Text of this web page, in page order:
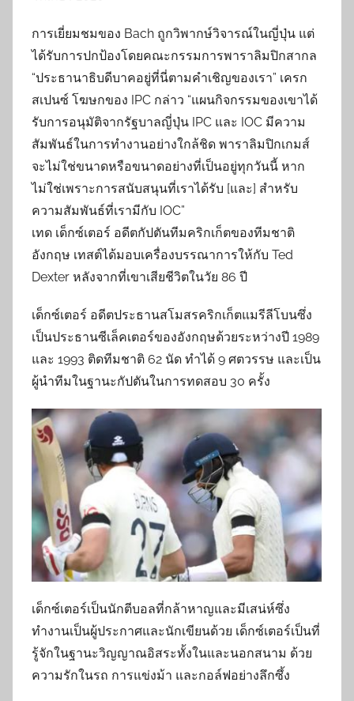
การเยี่ยมชมของ Bach ถูกวิพากษ์วิจารณ์ในญี่ปุ่น แต่
ได้รับการปกป้องโดยคณะกรรมการพาราลิมปิกสากล
“ประธานาธิบดีบาคอยู่ที่นี่ตามคำเชิญของเรา” เครก
สเปนซ์ โฆษกของ IPC กล่าว “แผนกิจกรรมของเขาได้
รับการอนุมัติจากรัฐบาลญี่ปุ่น IPC และ IOC มีความ
สัมพันธ์ในการทำงานอย่างใกล้ชิด พาราลิมปิกเกมส์
จะไม่ใช่ขนาดหรือขนาดอย่างที่เป็นอยู่ทุกวันนี้ หาก
ไม่ใช่เพราะการสนับสนุนที่เราได้รับ [และ] สำหรับ
ความสัมพันธ์ที่เรามีกับ IOC”
เทด เด็กซ์เตอร์ อดีตกัปตันทีมคริกเก็ตของทีมชาติ
อังกฤษ เทสต์ได้มอบเครื่องบรรณาการให้กับ Ted
Dexter หลังจากที่เขาเสียชีวิตในวัย 86 ปี
เด็กซ์เตอร์ อดีตประธานสโมสรคริกเก็ตแมรีลีโบนซึ่ง
เป็นประธานซีเล็คเตอร์ของอังกฤษด้วยระหว่างปี 1989
และ 1993 ติดทีมชาติ 62 นัด ทำได้ 9 ศตวรรษ และเป็น
ผู้นำทีมในฐานะกัปตันในการทดสอบ 30 ครั้ง
เด็กซ์เตอร์เป็นนักตีบอลที่กล้าหาญและมีเสน่ห์ซึ่ง
ทำงานเป็นผู้ประกาศและนักเขียนด้วย เด็กซ์เตอร์เป็นที่
รู้จักในฐานะวิญญาณอิสระทั้งในและนอกสนาม ด้วย
ความรักในรถ การแข่งม้า และกอล์ฟอย่างลึกซึ้ง